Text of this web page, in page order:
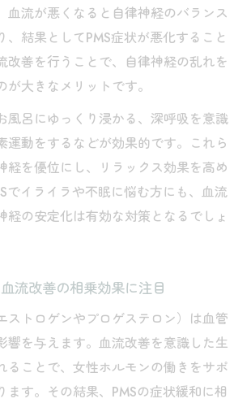
血流が悪くなると自律神経のバランス
、結果としてPMS症状が悪化すること
改善を行うことで、自律神経の乱れを
大きなメリットです。
風呂にゆっくり浸かる、深呼吸を意識
運動をするなどが効果的です。これら
経を優位にし、リラックス効果を高め
でイライラや不眠に悩む方にも、血流
経の安定化は有効な対策となるでしょ
流改善の相乗効果に注目
ストロゲンやプロゲステロン）は血管
響を与えます。血流改善を意識した生
ることで、女性ホルモンの働きをサポ
ます。その結果、PMSの症状緩和に相